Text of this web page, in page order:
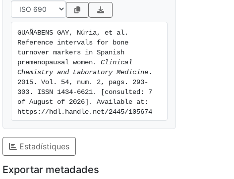
GUAÑABENS GAY, Núria, et al.
Reference intervals for bone
turnover markers in Spanish
premenopausal women. Clinical
Chemistry and Laboratory Medicine .
2015. Vol. 54, num. 2, pags. 293-
303. ISSN 1434-6621. [consulted: 7
of August of 2026]. Available at:
https://hdl.handle.net/2445/105674
Estadístiques
Exportar metadades